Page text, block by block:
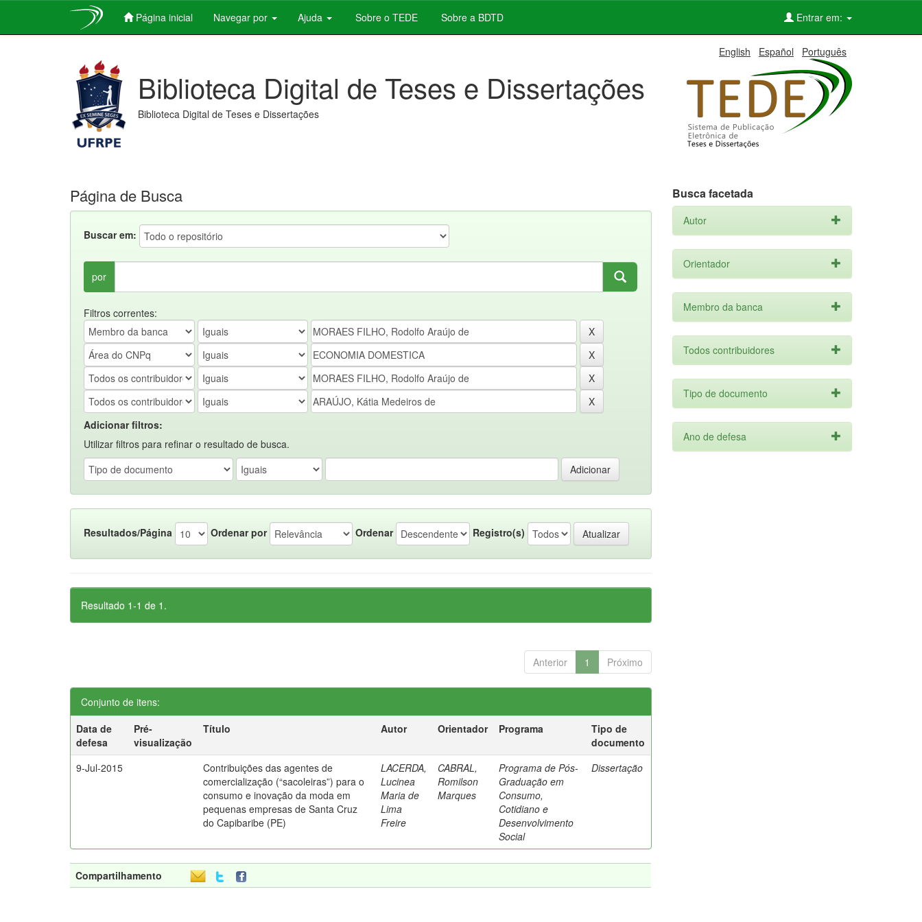
Página inicial Navegar por Ajuda Sobre o TEDE Sobre a BDTD Entrar em:
English Español Português
Biblioteca Digital de Teses e Dissertações
Biblioteca Digital de Teses e Dissertações
Página de Busca
Buscar em:
por
Filtros correntes:
Adicionar filtros:
Utilizar filtros para refinar o resultado de busca.
Resultados/Página Ordenar por Ordenar Registro(s)
Resultado 1-1 de 1.
Anterior 1 Próximo
Conjunto de itens:
Data de
defesa
Pré-
visualização
Título Autor Orientador Programa
Tipo de
documento
9-Jul-2015
Contribuições das agentes de
comercialização (“sacoleiras”) para o
consumo e inovação da moda em
pequenas empresas de Santa Cruz
do Capibaribe (PE)
LACERDA,
Lucinea
Maria de
Lima
Freire
CABRAL,
Romilson
Marques
Programa de Pós-
Graduação em
Consumo,
Cotidiano e
Desenvolvimento
Social
Dissertação
Compartilhamento
Busca facetada
Autor
Orientador
Membro da banca
Todos contribuidores
Tipo de documento
Ano de defesa